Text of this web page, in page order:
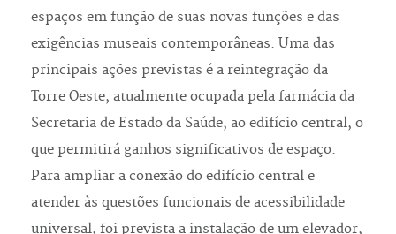
espaços em função de suas novas funções e das
exigências museais contemporâneas. Uma das
principais ações previstas é a reintegração da
Torre Oeste, atualmente ocupada pela farmácia da
Secretaria de Estado da Saúde, ao edifício central, o
que permitirá ganhos significativos de espaço.
Para ampliar a conexão do edifício central e
atender às questões funcionais de acessibilidade
universal, foi prevista a instalação de um elevador,